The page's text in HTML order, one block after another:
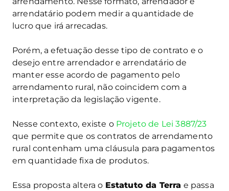
arrendatário podem medir a quantidade de
lucro que irá arrecadas.
Porém, a efetuação desse tipo de contrato e o
desejo entre arrendador e arrendatário de
manter esse acordo de pagamento pelo
arrendamento rural, não coincidem com a
interpretação da legislação vigente.
Nesse contexto, existe o Projeto de Lei 3887/23
que permite que os contratos de arrendamento
rural contenham uma cláusula para pagamentos
em quantidade fixa de produtos.
Essa proposta altera o Estatuto da Terra e passa